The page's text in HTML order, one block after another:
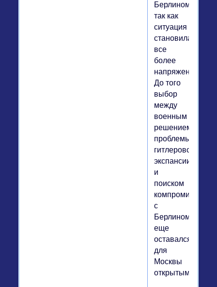
Берлином,
так как
ситуация
становилась
все
более
напряженной.
До того
выбор
между
военным
решением
проблемы
гитлеровской
экспансии
и
поиском
компромисса
с
Берлином
еще
оставался
для
Москвы
открытым.